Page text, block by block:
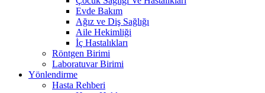
Evde Bakım
Ağız ve Diş Sağlığı
Aile Hekimliği
İç Hastalıkları
Röntgen Birimi
Laboratuvar Birimi
Yönlendirme
Hasta Rehberi